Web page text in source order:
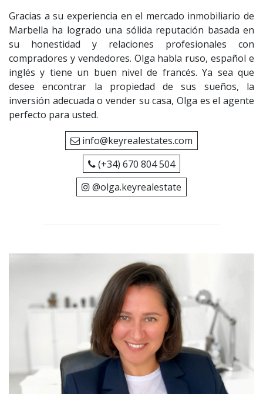
Gracias a su experiencia en el mercado inmobiliario de
Marbella ha logrado una sólida reputación basada en
su honestidad y relaciones profesionales con
compradores y vendedores. Olga habla ruso, español e
inglés y tiene un buen nivel de francés. Ya sea que
desee encontrar la propiedad de sus sueños, la
inversión adecuada o vender su casa, Olga es el agente
perfecto para usted.
info@keyrealestates.com
(+34) 670 804 504
@olga.keyrealestate